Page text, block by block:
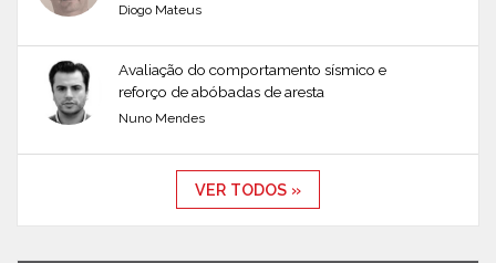
Diogo Mateus
Avaliação do comportamento sísmico e
reforço de abóbadas de aresta
Nuno Mendes
VER TODOS »